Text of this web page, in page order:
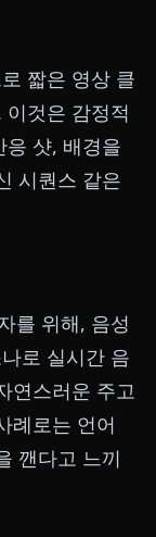
짧은 영상 클
것은 감정적
응 샷, 배경을
시퀀스 같은
를 위해, 음성
로 실시간 음
연스러운 주고
례로는 언어
깬다고 느끼